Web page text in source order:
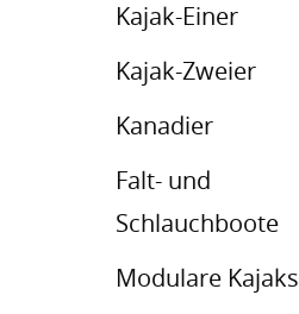
Kajak-Einer
Kajak-Zweier
Kanadier
Falt- und
Schlauchboote
Modulare Kajaks